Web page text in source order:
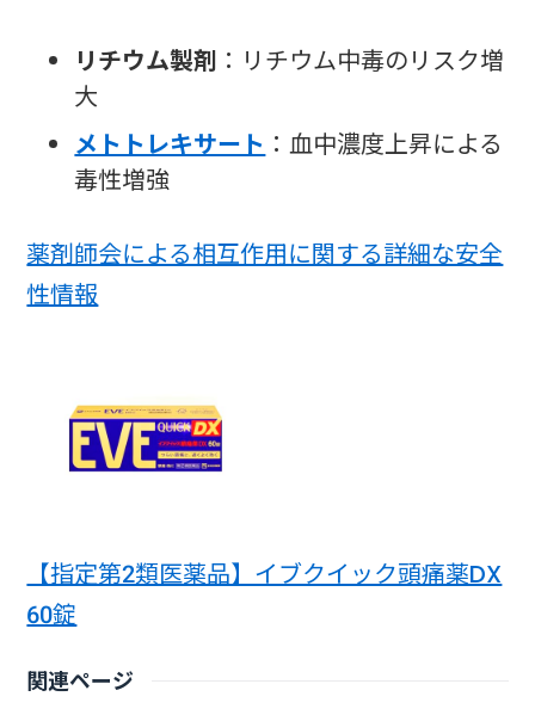
リチウム製剤 ：リチウム中毒のリスク増
大
メトトレキサート ：血中濃度上昇による
毒性増強
薬剤師会による相互作用に関する詳細な安全
性情報
【指定第2類医薬品】イブクイック頭痛薬DX
60錠
関連ページ